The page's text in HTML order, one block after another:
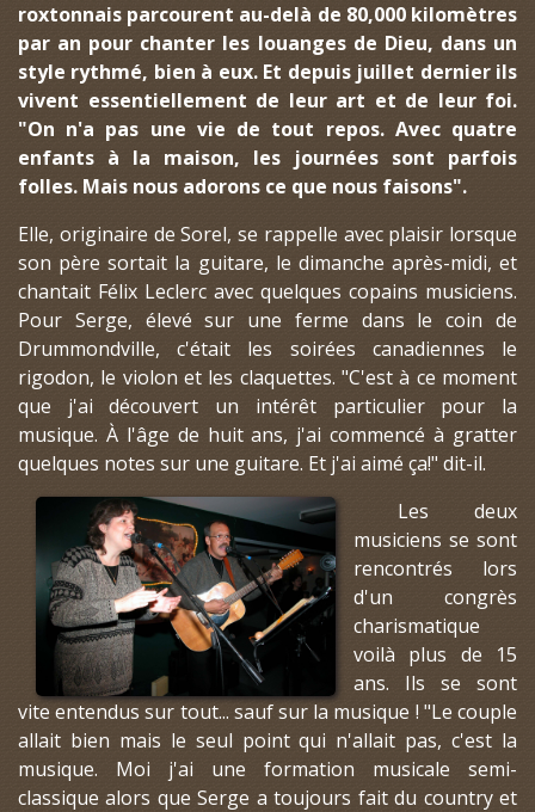
roxtonnais parcourent au-delà de 80,000 kilomètres
par an pour chanter les louanges de Dieu, dans un
style rythmé, bien à eux. Et depuis juillet dernier ils
vivent essentiellement de leur art et de leur foi.
"On n'a pas une vie de tout repos. Avec quatre
enfants à la maison, les journées sont parfois
folles. Mais nous adorons ce que nous faisons".
Elle, originaire de Sorel, se rappelle avec plaisir lorsque
son père sortait la guitare, le dimanche après-midi, et
chantait Félix Leclerc avec quelques copains musiciens.
Pour Serge, élevé sur une ferme dans le coin de
Drummondville, c'était les soirées canadiennes le
rigodon, le violon et les claquettes. "C'est à ce moment
que j'ai découvert un intérêt particulier pour la
musique. À l'âge de huit ans, j'ai commencé à gratter
quelques notes sur une guitare. Et j'ai aimé ça!" dit-il.
Les deux
musiciens se sont
rencontrés lors
d'un congrès
charismatique
voilà plus de 15
ans. Ils se sont
vite entendus sur tout... sauf sur la musique ! "Le couple
allait bien mais le seul point qui n'allait pas, c'est la
musique. Moi j'ai une formation musicale semi-
classique alors que Serge a toujours fait du country et